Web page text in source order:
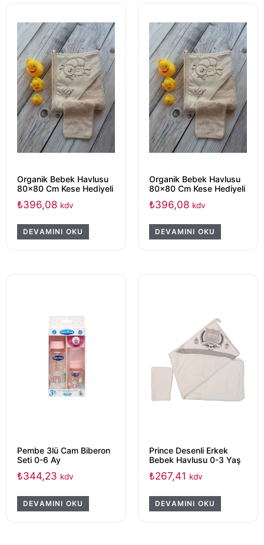
Organik Bebek Havlusu
80×80 Cm Kese Hediyeli
₺396,08 kdv
DEVAMINI OKU
Organik Bebek Havlusu
80×80 Cm Kese Hediyeli
₺396,08 kdv
DEVAMINI OKU
Pembe 3lü Cam Biberon
Seti 0-6 Ay
₺344,23 kdv
DEVAMINI OKU
Prince Desenli Erkek
Bebek Havlusu 0-3 Yaş
₺267,41 kdv
DEVAMINI OKU